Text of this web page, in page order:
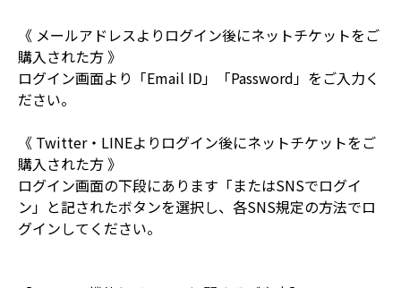
《 メールアドレスよりログイン後にネットチケットをご
購入された方 》
ログイン画面より「Email ID」「Password」をご入力く
ださい。
《 Twitter・LINEよりログイン後にネットチケットをご
購入された方 》
ログイン画面の下段にあります「またはSNSでログイ
ン」と記されたボタンを選択し、各SNS規定の方法でロ
グインしてください。